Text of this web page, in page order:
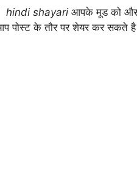
hindi shayari आपके मूड को और
पोस्ट के तौर पर शेयर कर सकते है